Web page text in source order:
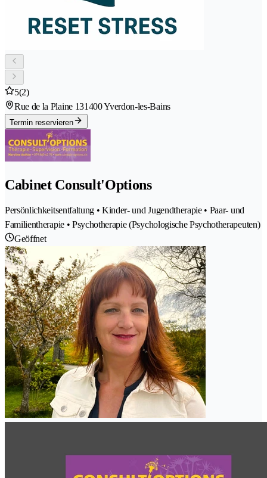
5(2)
Rue de la Plaine 131400 Yverdon-les-Bains
Termin reservieren
Cabinet Consult'Options
Persönlichkeitsentfaltung • Kinder- und Jugendtherapie • Paar- und
Familientherapie • Psychotherapie (Psychologische Psychotherapeuten)
Geöffnet